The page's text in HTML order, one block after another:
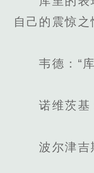
自己的震惊之
韦德：“库
诺维茨基：
波尔津吉斯